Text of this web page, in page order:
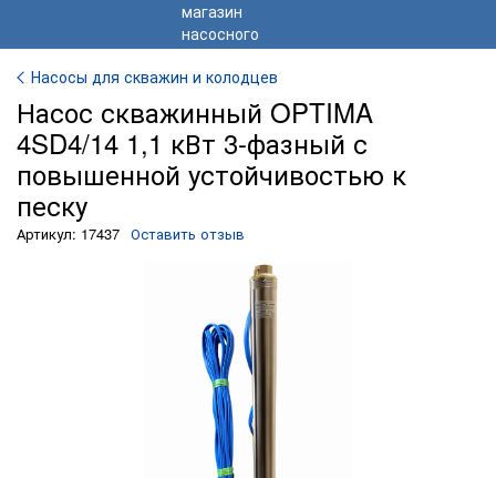
Насосы для скважин и колодцев
Насос скважинный OPTIMA
4SD4/14 1,1 кВт 3-фазный с
повышенной устойчивостью к
песку
Артикул: 17437 Оставить отзыв